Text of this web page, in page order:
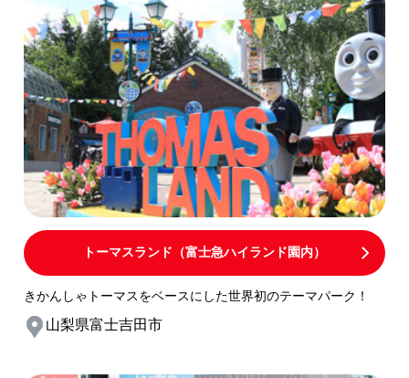
トーマスランド（富士急ハイランド園内）
きかんしゃトーマスをベースにした世界初のテーマパーク！
山梨県富士吉田市